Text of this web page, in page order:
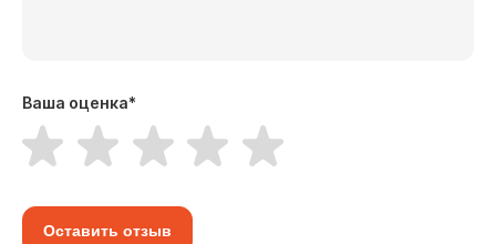
Ваша оценка*
Оставить отзыв